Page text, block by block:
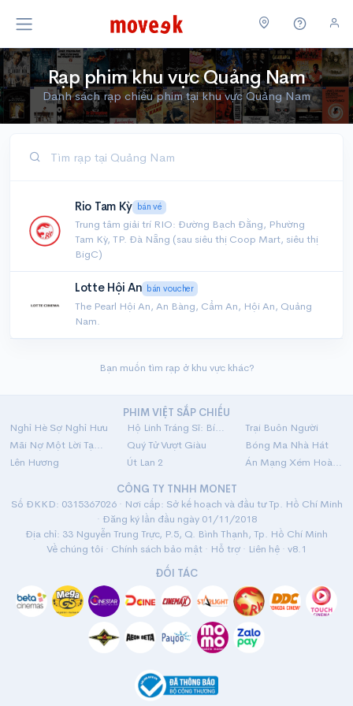
Rạp phim khu vực Quảng Nam
Danh sách rạp chiếu phim tại khu vực Quảng Nam
Rio Tam Kỳ bán vé
Trung tâm giải trí RIO: Đường Bạch Đằng, Phường
Tam Kỳ, TP. Đà Nẵng (sau siêu thị Coop Mart, siêu thị
BigC)
Lotte Hội An bán voucher
The Pearl Hội An, An Bàng, Cẩm An, Hội An, Quảng
Nam.
Bạn muốn tìm rạp ở khu vực khác?
PHIM VIỆT SẮP CHIẾU
Nghỉ Hè Sợ Nghỉ Hưu
Hộ Linh Tráng Sĩ: Bí Ẩn Mộ Vua Đinh
Trại Buôn Người
Mãi Nợ Một Lời Tạm Biệt
Quý Tử Vượt Giàu
Bóng Ma Nhà Hát
Lên Hương
Út Lan 2
Án Mạng Xém Hoàn Hảo
CÔNG TY TNHH MONET
Số ĐKKD: 0315367026 · Nơi cấp: Sở kế hoạch và đầu tư Tp. Hồ Chí Minh
· Đăng ký lần đầu ngày 01/11/2018
Địa chỉ: 33 Nguyễn Trung Trực, P.5, Q. Bình Thạnh, Tp. Hồ Chí Minh
Về chúng tôi · Chính sách bảo mật · Hỗ trợ · Liên hệ · v8.1
ĐỐI TÁC